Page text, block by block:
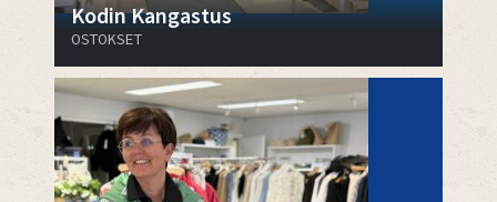
Kodin Kangastus
OSTOKSET